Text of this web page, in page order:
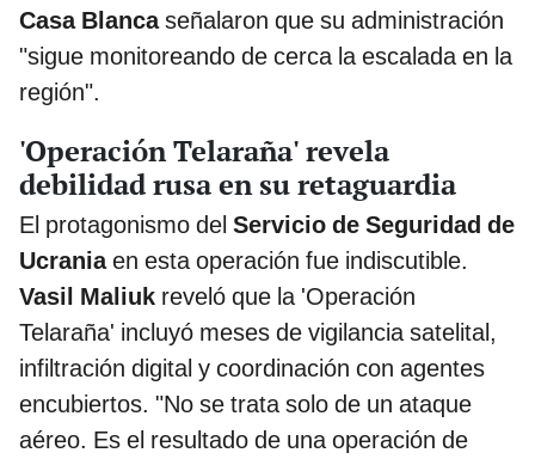
Casa Blancaseñalaron que su administración
"sigue monitoreando de cerca la escalada en la
región".
'Operación Telaraña' revela
debilidad rusa en su retaguardia
El protagonismo del Servicio de Seguridad de
Ucraniaen esta operación fue indiscutible.
Vasil Maliuk reveló que la 'Operación
Telaraña' incluyó meses de vigilancia satelital,
infiltración digital y coordinación con agentes
encubiertos. "No se trata solo de un ataque
aéreo. Es el resultado de una operación de